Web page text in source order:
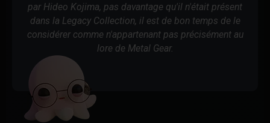
par Hideo Kojima, pas davantage qu'il n'était présent
dans la Legacy Collection, il est de bon temps de le
considérer comme n'appartenant pas précisément au
lore de Metal Gear.